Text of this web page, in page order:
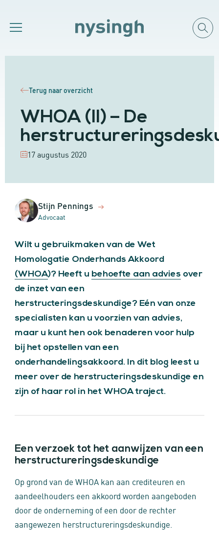
Terug naar overzicht
WHOA (II) – De
17 augustus 2020
Stijn Pennings
Advocaat
Wilt u gebruikmaken van de Wet
Homologatie Onderhands Akkoord
(WHOA)? Heeft u behoefte aan advies over
de inzet van een
herstructeringsdeskundige? Eén van onze
specialisten kan u voorzien van advies,
maar u kunt hen ook benaderen voor hulp
bij het opstellen van een
onderhandelingsakkoord. In dit blog leest u
meer over de herstructeringsdeskundige en
zijn of haar rol in het WHOA traject.
Een verzoek tot het aanwijzen van een
herstructureringsdeskundige
Op grond van de WHOA kan aan crediteuren en
aandeelhouders een akkoord worden aangeboden
door de onderneming of een door de rechter
aangewezen herstructureringsdeskundige.